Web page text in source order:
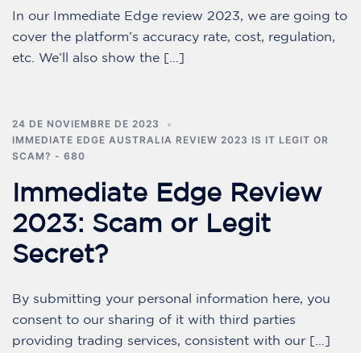
In our Immediate Edge review 2023, we are going to
cover the platform’s accuracy rate, cost, regulation,
etc. We’ll also show the […]
24 DE NOVIEMBRE DE 2023
IMMEDIATE EDGE AUSTRALIA REVIEW 2023 IS IT LEGIT OR
SCAM? - 680
Immediate Edge Review
2023: Scam or Legit
Secret?
By submitting your personal information here, you
consent to our sharing of it with third parties
providing trading services, consistent with our […]